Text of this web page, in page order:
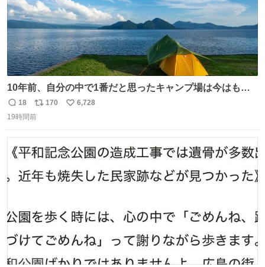
10年前、自分の中で1番だと思ったキャンプ場は今はもう
ない
返
信
18
リ
ポ
ト
数
170
い
数
6,728
19時間前